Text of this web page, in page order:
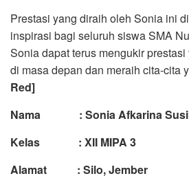
Prestasi yang diraih oleh Sonia ini
inspirasi bagi seluruh siswa SMA
Sonia dapat terus mengukir
di masa depan dan meraih cita-cita
Red]
Nama : Sonia Afkarina
Kelas : XII MIPA 3
Alamat : Silo, Jember